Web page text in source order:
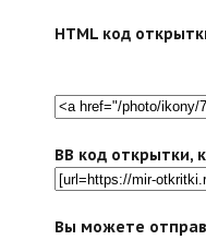
HTML код
BB код открытки,
Вы можете